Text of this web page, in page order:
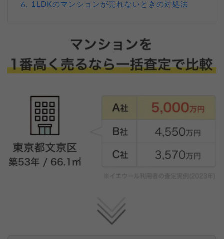
6. 1LDKのマンションが売れないときの対処法